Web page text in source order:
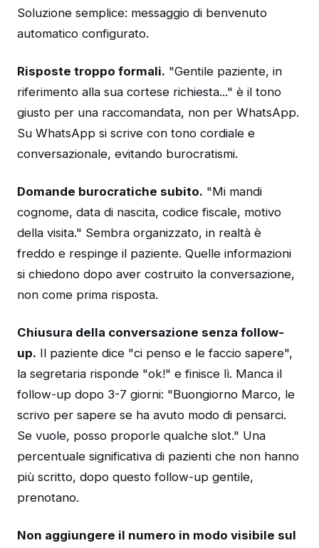
Soluzione semplice: messaggio di benvenuto
automatico configurato.
Risposte troppo formali. "Gentile paziente, in
riferimento alla sua cortese richiesta..." è il tono
giusto per una raccomandata, non per WhatsApp.
Su WhatsApp si scrive con tono cordiale e
conversazionale, evitando burocratismi.
Domande burocratiche subito. "Mi mandi
cognome, data di nascita, codice fiscale, motivo
della visita." Sembra organizzato, in realtà è
freddo e respinge il paziente. Quelle informazioni
si chiedono dopo aver costruito la conversazione,
non come prima risposta.
Chiusura della conversazione senza follow-
up. Il paziente dice "ci penso e le faccio sapere",
la segretaria risponde "ok!" e finisce lì. Manca il
follow-up dopo 3-7 giorni: "Buongiorno Marco, le
scrivo per sapere se ha avuto modo di pensarci.
Se vuole, posso proporle qualche slot." Una
percentuale significativa di pazienti che non hanno
più scritto, dopo questo follow-up gentile,
prenotano.
Non aggiungere il numero in modo visibile sul